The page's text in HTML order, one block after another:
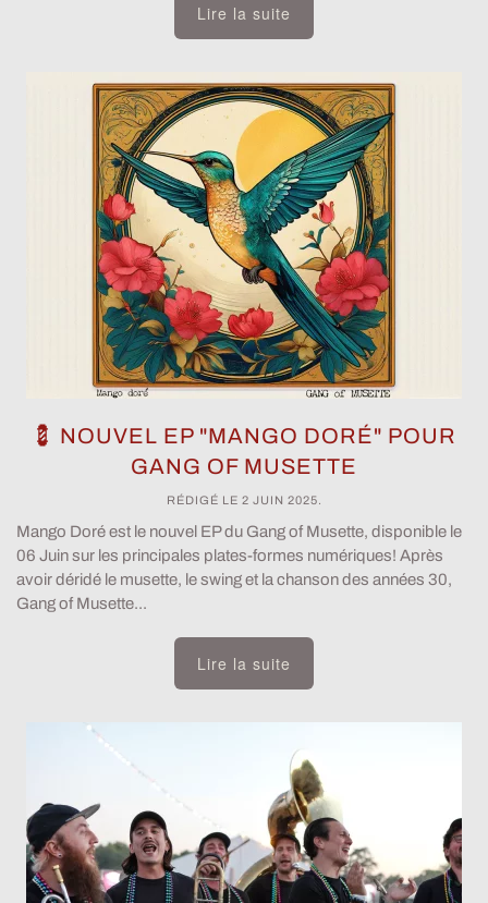
Lire la suite
💈 NOUVEL EP "MANGO DORÉ" POUR
GANG OF MUSETTE
RÉDIGÉ LE 2 JUIN 2025
Mango Doré est le nouvel EP du Gang of Musette, disponible le
06 Juin sur les principales plates-formes numériques! Après
avoir déridé le musette, le swing et la chanson des années 30,
Gang of Musette...
Lire la suite